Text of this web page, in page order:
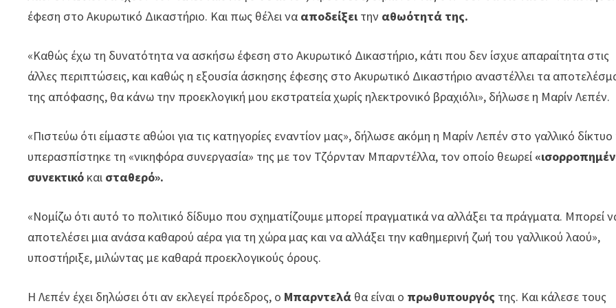
έφεση στο Ακυρωτικό Δικαστήριο. Και πως θέλει να αποδείξειτην αθωότητά της.
«Καθώς έχω τη δυνατότητα να ασκήσω έφεση στο Ακυρωτικό Δικαστήριο, κάτι που δεν ίσχυε απαραίτητα στις
άλλες περιπτώσεις, και καθώς η εξουσία άσκησης έφεσης στο Ακυρωτικό Δικαστήριο αναστέλλει τα
της απόφασης, θα κάνω την προεκλογική μου εκστρατεία χωρίς ηλεκτρονικό βραχιόλι», δήλωσε η Μαρίν Λεπέν.
«Πιστεύω ότι είμαστε αθώοι για τις κατηγορίες εναντίον μας», δήλωσε ακόμη η Μαρίν Λεπέν στο γαλλικό δίκτυο
υπερασπίστηκε τη «νικηφόρα συνεργασία» της με τον Τζόρνταν Μπαρντέλλα, τον οποίο θεωρεί
συνεκτικό και σταθερό».
«Νομίζω ότι αυτό το πολιτικό δίδυμο που σχηματίζουμε μπορεί πραγματικά να αλλάξει τα πράγματα. Μπορεί
αποτελέσει μια ανάσα καθαρού αέρα για τη χώρα μας και να αλλάξει την καθημερινή ζωή του γαλλικού λαού»,
υποστήριξε, μιλώντας με καθαρά προεκλογικούς όρους.
Η Λεπέν έχει δηλώσει ότι αν εκλεγεί πρόεδρος, ο Μπαρντελά θα είναι ο πρωθυπουργός της. Και κάλεσε τους